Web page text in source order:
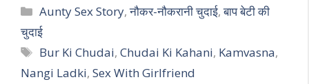
Categories
Aunty Sex Story,नौकर-नौकरानी चुदाई,बाप बेटी की
चुदाई
Tags
Bur Ki Chudai,Chudai Ki Kahani, Kamvasna,
Nangi Ladki, Sex With Girlfriend